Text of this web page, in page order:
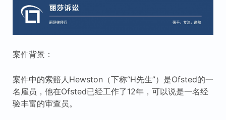
案件背景：
案件中的索赔人Hewston（下称“H先生”）是Ofsted的一
名雇员，他在Ofsted已经工作了12年，可以说是一名经
验丰富的审查员。